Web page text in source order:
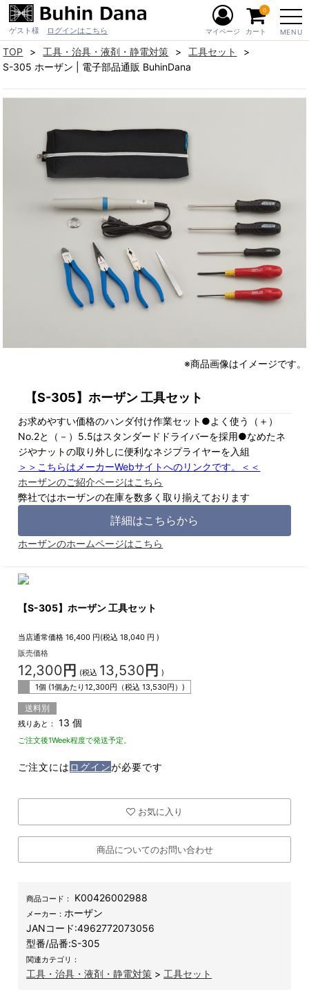
ゲスト様 ログインはこちら MENU
マイページ カート
0
TOP 工具・治具・液剤・静電対策
工具セット
S-305 ホーザン | 電子部品通販 BuhinDana
※商品画像はイメージです。
【S-305】ホーザン 工具セット
お求めやすい価格のハンダ付け作業セット●よく使う（＋）
No.2と（－）5.5はスタンダードドライバーを採用●なめたネ
ジやナットの取り外しに便利なネジプライヤーを入組
＞＞こちらはメーカーWebサイトへのリンクです。＜＜
ホーザンのご紹介ページはこちら
弊社ではホーザンの在庫を数多く取り揃えております
詳細はこちらから
ホーザンのホームページはこちら
【S-305】ホーザン 工具セット
当店通常価格 16,400 円(税込18,040 円 )
販売価格
12,300 円 (税込 13,530 円 )
1個 (1個あたり12,300円（税込13,530円）)
送料別
残りあと： 13 個
ご注文後1Week程度で発送予定。
ご注文には ログインが必要です
お気に入り
商品についてのお問い合わせ
商品コード： K00426002988
メーカー：ホーザン
JANコード:4962772073056
型番/品番:S-305
関連カテゴリ：
工具・治具・液剤・静電対策 > 工具セット